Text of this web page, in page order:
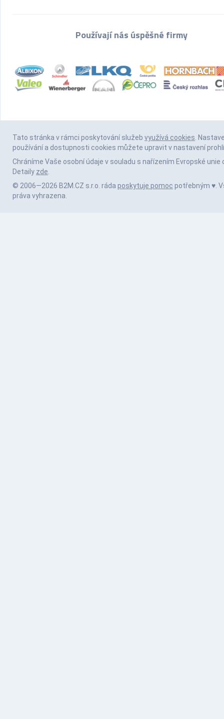
Používají nás úspěšné firmy
Tato stránka v rámci poskytování služeb využívá cookies.
používání a dostupnosti cookies můžete upravit v nastavení
Chráníme Vaše osobní údaje v souladu s nařízením Evropské unie
Detaily zde.
© 2006—2026 B2M.CZ s.r.o. ráda poskytuje pomoc potřebným ♥️.
práva vyhrazena.